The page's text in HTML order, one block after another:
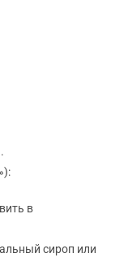
в
сироп или